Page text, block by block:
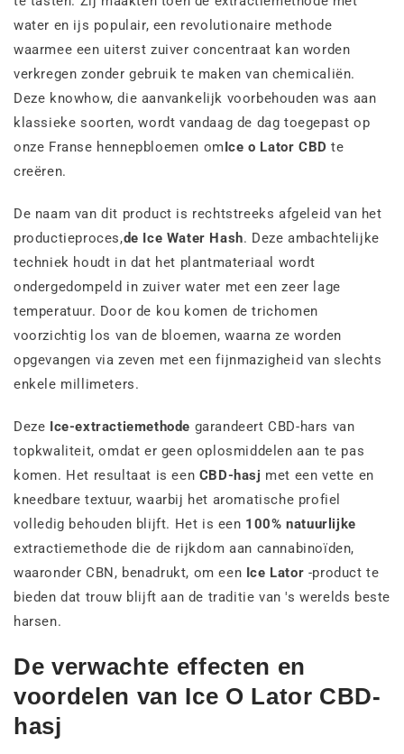
water en ijs populair, een revolutionaire methode
waarmee een uiterst zuiver concentraat kan worden
verkregen zonder gebruik te maken van chemicaliën.
Deze knowhow, die aanvankelijk voorbehouden was aan
klassieke soorten, wordt vandaag de dag toegepast op
onze Franse hennepbloemen omIce o Lator CBD te
creëren.
De naam van dit product is rechtstreeks afgeleid van het
productieproces,de Ice Water Hash. Deze ambachtelijke
techniek houdt in dat het plantmateriaal wordt
ondergedompeld in zuiver water met een zeer lage
temperatuur. Door de kou komen de trichomen
voorzichtig los van de bloemen, waarna ze worden
opgevangen via zeven met een fijnmazigheid van slechts
enkele millimeters.
Deze Ice-extractiemethode garandeert CBD-hars van
topkwaliteit, omdat er geen oplosmiddelen aan te pas
komen. Het resultaat is een CBD-hasj met een vette en
kneedbare textuur, waarbij het aromatische profiel
volledig behouden blijft. Het is een 100% natuurlijke
extractiemethode die de rijkdom aan cannabinoïden,
waaronder CBN, benadrukt, om een Ice Lator -product te
bieden dat trouw blijft aan de traditie van 's werelds beste
harsen.
De verwachte effecten en
voordelen van Ice O Lator CBD-
hasj